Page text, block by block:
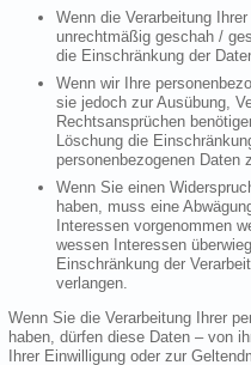
Wenn die Verarbeitung
unrechtmäßig geschah /
die Einschränkung der
Wenn wir Ihre
sie jedoch zur Ausübung,
Rechtsansprüchen
Löschung die
personenbezogenen Daten
Wenn Sie einen
haben, muss eine
Interessen vorgenommen
wessen Interessen
Einschränkung der
verlangen.
Wenn Sie die Verarbeitung Ihrer
haben, dürfen diese Daten – von
Ihrer Einwilligung oder zur